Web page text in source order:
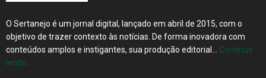
O Sertanejo é um jornal digital, lançado em abril de 2015, com o
objetivo de trazer contexto às notícias. De forma inovadora com
conteúdos amplos e instigantes, sua produção editorial… Continue
lendo…